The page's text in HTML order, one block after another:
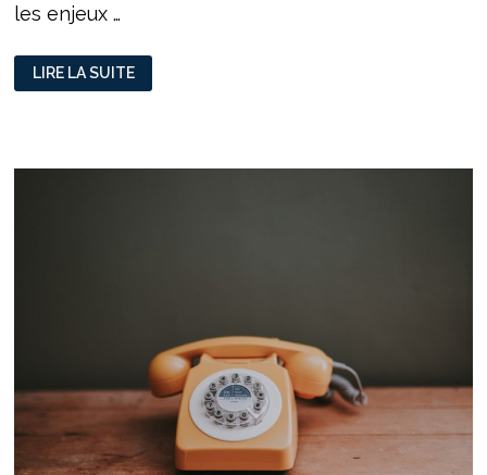
les enjeux …
PETIT
GUIDE
DES
LES
LIRE LA SUITE